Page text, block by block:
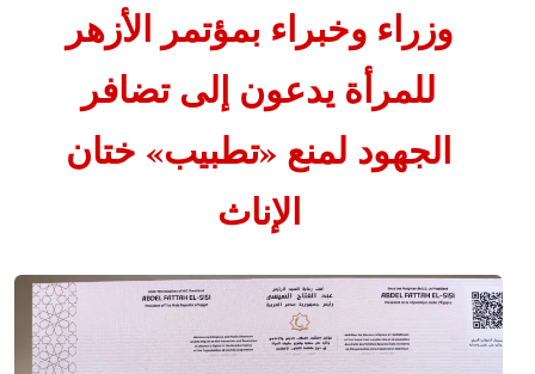
وزراء وخبراء بمؤتمر الأزهر
للمرأة يدعون إلى تضافر
الجهود لمنع «تطبيب» ختان
الإناث